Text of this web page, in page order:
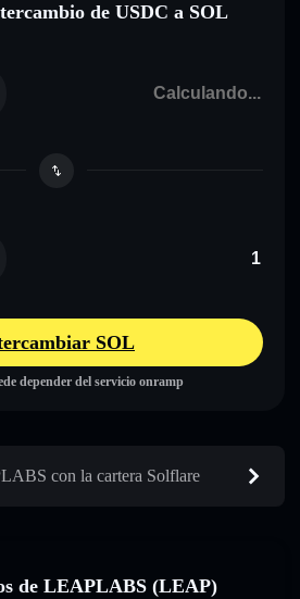
de USDC a SOL
SOL
depender del servicio onramp
con la cartera Solflare
de LEAPLABS (LEAP)